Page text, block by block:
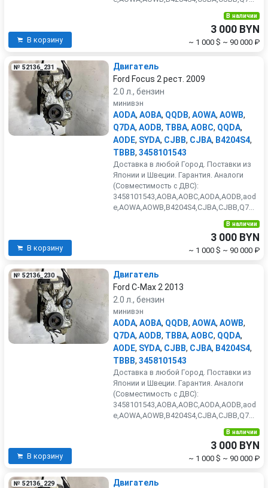
В корзину
В наличии
3 000 BYN
~ 1 000 $ ~ 90 000 ₽
№ 52136_231
Двигатель
Ford Focus 2 рест. 2009
2.0 л., бензин
минивэн
AODA, AOBA, QQDB, AOWA, AOWB,
Q7DA, AODB, TBBA, AOBC, QQDA,
AODE, SYDA, CJBB, CJBA, B4204S4,
TBBB, 3458101543
Доставка в любой Город. Поставки из
Японии и Швеции. Гарантия. Аналоги
(Совместимость с ДВС):
3458101543,AOBA,AOBC,AODA,AODB,aod
e,AOWA,AOWB,B4204S4,CJBA,CJBB,Q7...
В корзину
В наличии
3 000 BYN
~ 1 000 $ ~ 90 000 ₽
№ 52136_230
Двигатель
Ford C-Max 2 2013
2.0 л., бензин
минивэн
AODA, AOBA, QQDB, AOWA, AOWB,
Q7DA, AODB, TBBA, AOBC, QQDA,
AODE, SYDA, CJBB, CJBA, B4204S4,
TBBB, 3458101543
Доставка в любой Город. Поставки из
Японии и Швеции. Гарантия. Аналоги
(Совместимость с ДВС):
3458101543,AOBA,AOBC,AODA,AODB,aod
e,AOWA,AOWB,B4204S4,CJBA,CJBB,Q7...
В корзину
В наличии
3 000 BYN
~ 1 000 $ ~ 90 000 ₽
№ 52136_229
Двигатель